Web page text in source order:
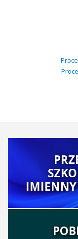
IMIENNY